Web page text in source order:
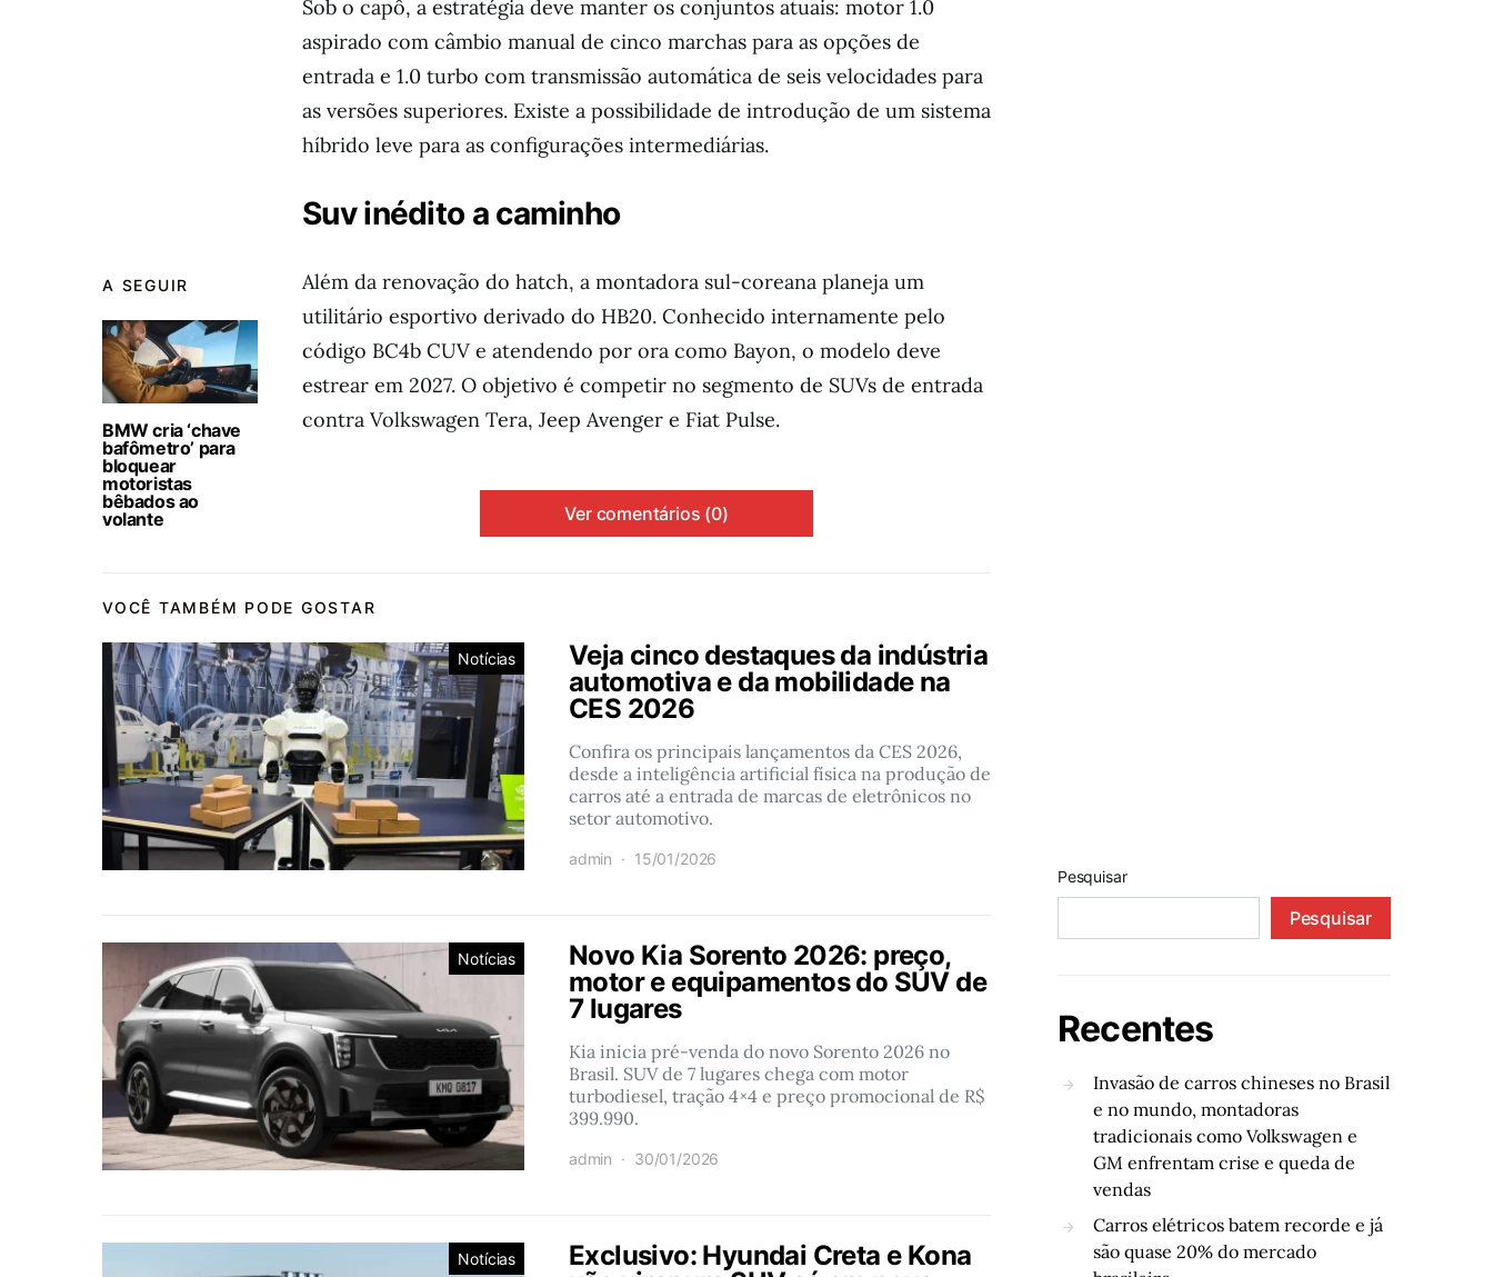
A SEGUIR
BMW cria ‘chave
bafômetro’ para
bloquear
motoristas
bêbados ao
volante
Sob o capô, a estratégia deve manter os conjuntos atuais: motor 1.0
aspirado com câmbio manual de cinco marchas para as opções de
entrada e 1.0 turbo com transmissão automática de seis velocidades para
as versões superiores. Existe a possibilidade de introdução de um sistema
híbrido leve para as configurações intermediárias.
Suv inédito a caminho
Além da renovação do hatch, a montadora sul-coreana planeja um
utilitário esportivo derivado do HB20. Conhecido internamente pelo
código BC4b CUV e atendendo por ora como Bayon, o modelo deve
estrear em 2027. O objetivo é competir no segmento de SUVs de entrada
contra Volkswagen Tera, Jeep Avenger e Fiat Pulse.
Ver comentários (0)
VOCÊ TAMBÉM PODE GOSTAR
Notícias
Veja cinco destaques da indústria
automotiva e da mobilidade na
CES 2026
Confira os principais lançamentos da CES 2026,
desde a inteligência artificial física na produção de
carros até a entrada de marcas de eletrônicos no
setor automotivo.
admin 15/01/2026
Notícias
Novo Kia Sorento 2026: preço,
motor e equipamentos do SUV de
7 lugares
Kia inicia pré-venda do novo Sorento 2026 no
Brasil. SUV de 7 lugares chega com motor
turbodiesel, tração 4×4 e preço promocional de R$
399.990.
admin 30/01/2026
Notícias
Exclusivo: Hyundai Creta e Kona
Pesquisar
Pesquisar
Recentes
Invasão de carros chineses no Brasil
e no mundo, montadoras
tradicionais como Volkswagen e
GM enfrentam crise e queda de
vendas
Carros elétricos batem recorde e já
são quase 20% do mercado